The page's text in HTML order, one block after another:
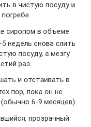
в чистую посуду и
сиропом в объеме
недель снова слить
посуду, а мезгу
раз.
и отстаивать в
пор, пока он не
6-9 месяцев).
прозрачный